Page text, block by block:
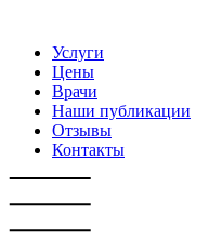
Услуги
Цены
Врачи
Наши публикации
Отзывы
Контакты